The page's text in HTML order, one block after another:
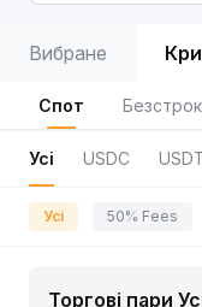
Вибране
Спот
Усі USDC
Усі 50% Fees
Торгові пари